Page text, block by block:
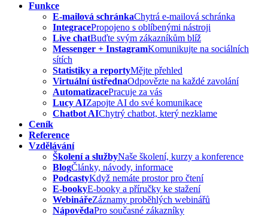
Funkce
E-mailová schránkaChytrá e-mailová schránka
IntegracePropojeno s oblíbenými nástroji
Live chatBuďte svým zákazníkům blíž
Messenger + InstagramKomunikujte na sociálních
sítích
Statistiky a reportyMějte přehled
Virtuální ústřednaOdpovězte na každé zavolání
AutomatizacePracuje za vás
Lucy AIZapojte AI do své komunikace
Chatbot AIChytrý chatbot, který nezklame
Ceník
Reference
Vzdělávání
Školení a službyNaše školení, kurzy a konference
BlogČlánky, návody, informace
PodcastyKdyž nemáte prostor pro čtení
E-bookyE-booky a příručky ke stažení
WebinářeZáznamy proběhlých webinářů
NápovědaPro současné zákazníky